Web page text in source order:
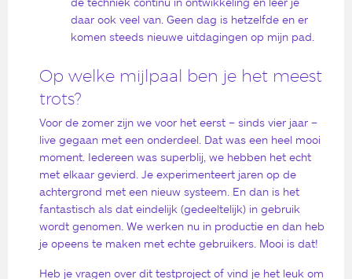
daar ook veel van. Geen dag is hetzelfde en er
komen steeds nieuwe uitdagingen op mijn pad.
Op welke mijlpaal ben je het meest
trots?
Voor de zomer zijn we voor het eerst – sinds vier jaar –
live gegaan met een onderdeel. Dat was een heel mooi
moment. Iedereen was superblij, we hebben het echt
met elkaar gevierd. Je experimenteert jaren op de
achtergrond met een nieuw systeem. En dan is het
fantastisch als dat eindelijk (gedeeltelijk) in gebruik
wordt genomen. We werken nu in productie en dan heb
je opeens te maken met echte gebruikers. Mooi is dat!
Heb je vragen over dit testproject of vind je het leuk om